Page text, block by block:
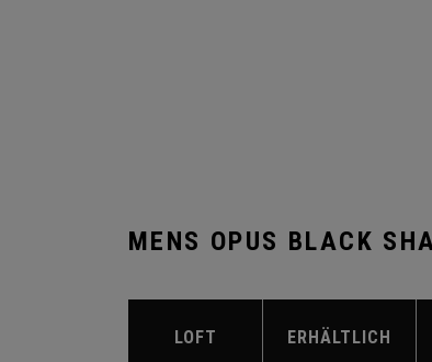
MENS OPUS BLACK
LOFT ERHÄLTLICH